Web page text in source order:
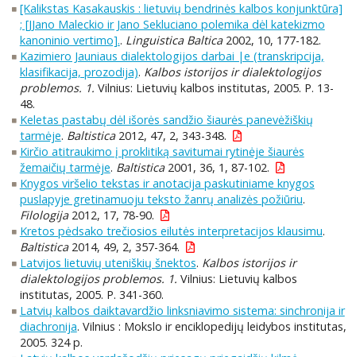
[Kalikstas Kasakauskis : lietuvių bendrinės kalbos konjunktūra]
; [JJano Maleckio ir Jano Sekluciano polemika dėl katekizmo
kanoninio vertimo].. Linguistica Baltica2002, 10, 177-182.
Kazimiero Jauniaus dialektologijos darbai |e (transkripcija,
klasifikacija, prozodija). Kalbos istorijos ir dialektologijos
problemos. 1. Vilnius: Lietuvių kalbos institutas, 2005. P. 13-
48.
Keletas pastabų dėl išorės sandžio šiaurės panevėžiškių
tarmėje. Baltistica2012, 47, 2, 343-348.
Kirčio atitraukimo į proklitiką savitumai rytinėje šiaurės
žemaičių tarmėje. Baltistica2001, 36, 1, 87-102.
Knygos viršelio tekstas ir anotacija paskutiniame knygos
puslapyje gretinamuoju teksto žanrų analizės požiūriu.
Filologija2012, 17, 78-90.
Kretos pėdsako trečiosios eilutės interpretacijos klausimu.
Baltistica2014, 49, 2, 357-364.
Latvijos lietuvių uteniškių šnektos. Kalbos istorijos ir
dialektologijos problemos. 1. Vilnius: Lietuvių kalbos
institutas, 2005. P. 341-360.
Latvių kalbos daiktavardžio linksniavimo sistema: sinchronija ir
diachronija. Vilnius : Mokslo ir enciklopedijų leidybos institutas,
2005. 324 p.